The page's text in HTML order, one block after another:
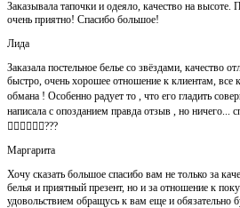
Заказывала тапочки и одеяло, качество на
очень приятно! Спасибо большое!
Лида
Заказала постельное белье со звёздами, качество
быстро, очень хорошее отношение к клиентам, все
обмана ! Особенно радует то , что его гладить
написала с опозданием правда отзыв , но ничего...
👌🏻👌🏻👌🏻???
Маргарита
Хочу сказать большое спасибо вам не только за
белья и приятный презент, но и за отношение к
удовольствием обращусь к вам еще и обязательно